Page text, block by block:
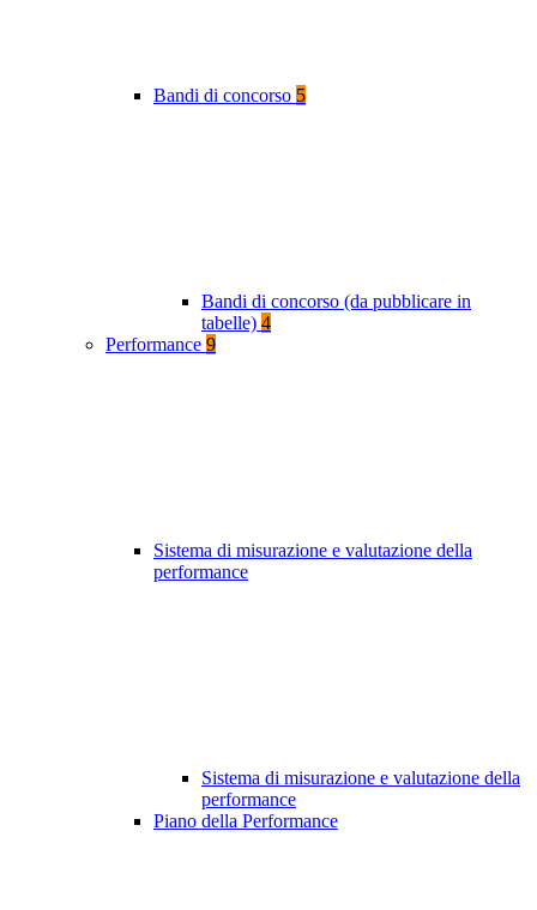
Bandi di concorso 5
Bandi di concorso (da pubblicare in
tabelle) 4
Performance 9
Sistema di misurazione e valutazione della
performance
Sistema di misurazione e valutazione della
performance
Piano della Performance